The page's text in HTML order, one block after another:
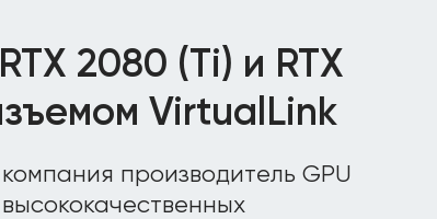
2080 (Ti) и RTX
VirtualLink
производитель GPU